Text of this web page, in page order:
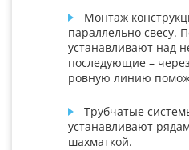
Монтаж
параллельно свесу.
устанавливают над
последующие –
ровную линию
Трубчатые
устанавливают
шахматкой.